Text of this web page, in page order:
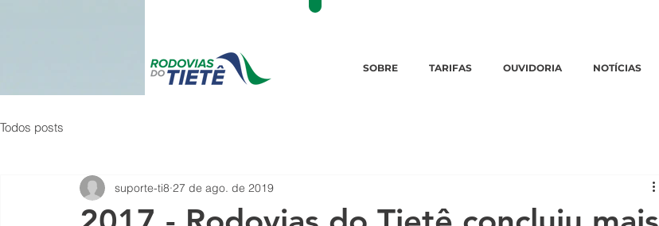
SOBRE TARIFAS OUVIDORIA NOTÍCIAS
Todos posts
suporte-ti8 27 de ago. de 2019